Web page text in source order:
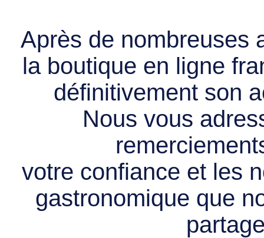
Après de nombreuses
la boutique en ligne
définitivement son
Nous vous
votre confiance et les
gastronomique que